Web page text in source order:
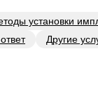
установки
Другие